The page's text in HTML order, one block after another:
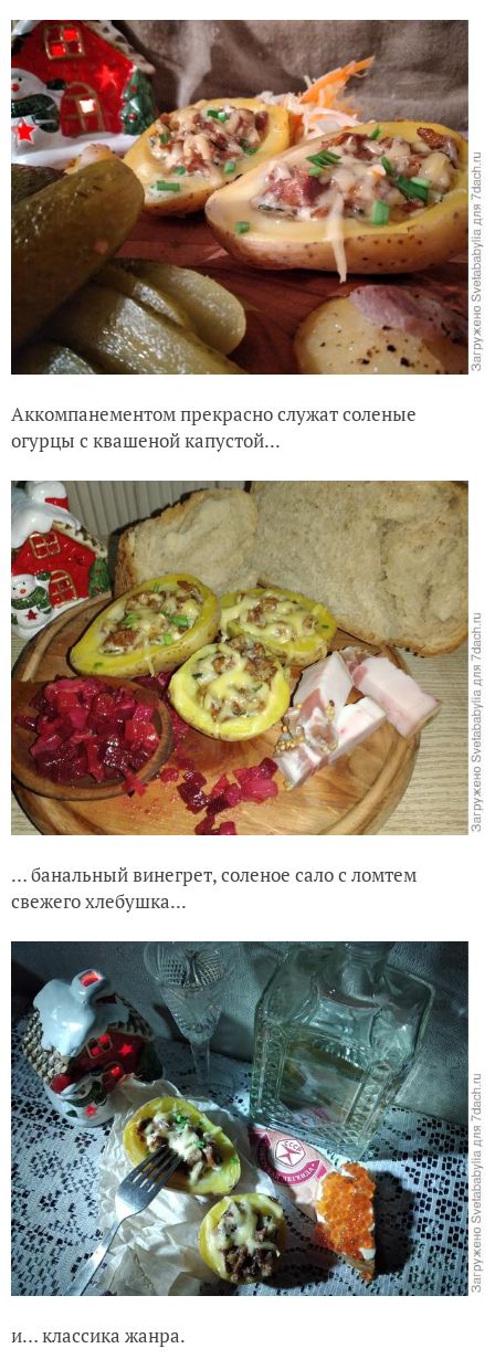
Аккомпанементом прекрасно служат соленые
огурцы с квашеной капустой...
… банальный винегрет, соленое сало с ломтем
свежего хлебушка...
и… классика жанра.